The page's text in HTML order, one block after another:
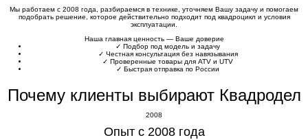
Мы работаем с 2008 года, разбираемся в технике, уточняем Вашу задачу и помогаем
подобрать решение, которое действительно подходит под квадроцикл и условия
эксплуатации.
Наша главная ценность — Ваше доверие
✓ Подбор под модель и задачу
✓ Честная консультация без навязывания
✓ Проверенные товары для ATV и UTV
✓ Быстрая отправка по России
Почему клиенты выбирают Квадродел
2008
Опыт с 2008 года